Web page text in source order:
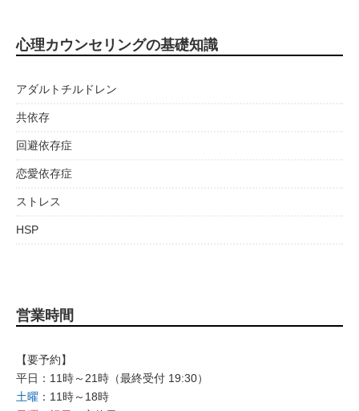
心理カウンセリングの基礎知識
アダルトチルドレン
共依存
回避依存症
恋愛依存症
ストレス
HSP
営業時間
【要予約】
平日：11時～21時（最終受付 19:30）
土曜 ：11時～18時